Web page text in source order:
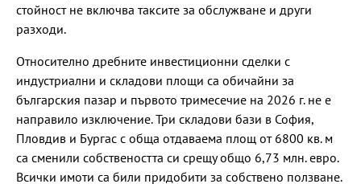
стойност не включва таксите за обслужване и други
разходи.
Относително дребните инвестиционни сделки с
индустриални и складови площи са обичайни за
българския пазар и първото тримесечие на 2026 г. не е
направило изключение. Три складови бази в София,
Пловдив и Бургас с обща отдаваема площ от 6800 кв. м
са сменили собствеността си срещу общо 6,73 млн. евро.
Всички имоти са били придобити за собствено ползване.